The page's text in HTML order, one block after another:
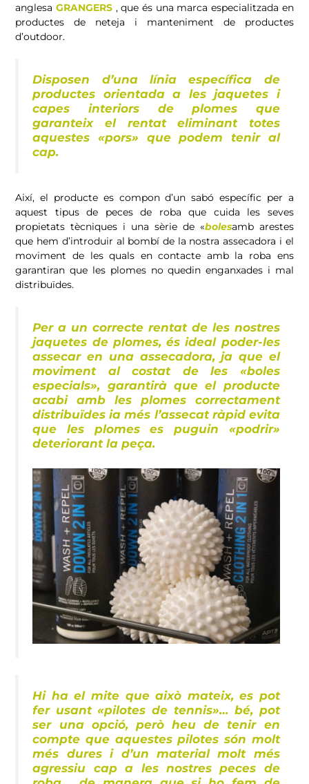
anglesaGRANGERS , que és una marca especialitzada en
productes de neteja i manteniment de productes
d’outdoor.
Disposen d’una línia específica de
productes orientada a les jaquetes i
capes interiors de plomes que
garanteix el rentat eliminant totes
aquestes «pors» que podem tenir al
cap.
Així, el producte es compon d’un sabó específic per a
aquest tipus de peces de roba que cuida les seves
propietats tècniques i una sèrie de «bolesamb arestes
que hem d’introduir al bombí de la nostra assecadora i el
moviment de les quals en contacte amb la roba ens
garantiran que les plomes no quedin enganxades i mal
distribuïdes.
Per a un correcte rentat de les nostres
jaquetes de plomes, és ideal poder-les
assecar en una assecadora, ja que el
moviment al costat de les «boles
especials», garantirà que el producte
acabi amb les plomes correctament
distribuïdes ia més l’assecat ràpid evita
que les plomes es puguin «podrir»
deteriorant la peça.
Hi ha el mite que això mateix, es pot
fer usant «pilotes de tennis»… bé, pot
ser una opció, però heu de tenir en
compte que aquestes pilotes són molt
més dures i d’un material molt més
agressiu cap a les nostres peces de